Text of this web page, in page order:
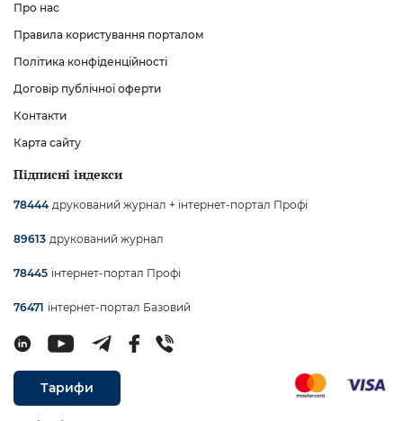
Про нас
Правила користування порталом
Політика конфіденційності
Договір публічної оферти
Контакти
Карта сайту
Підписні індекси
78444 друкований журнал + інтернет-портал Профі
89613 друкований журнал
78445 інтернет-портал Профі
76471 інтернет-портал Базовий
Тарифи